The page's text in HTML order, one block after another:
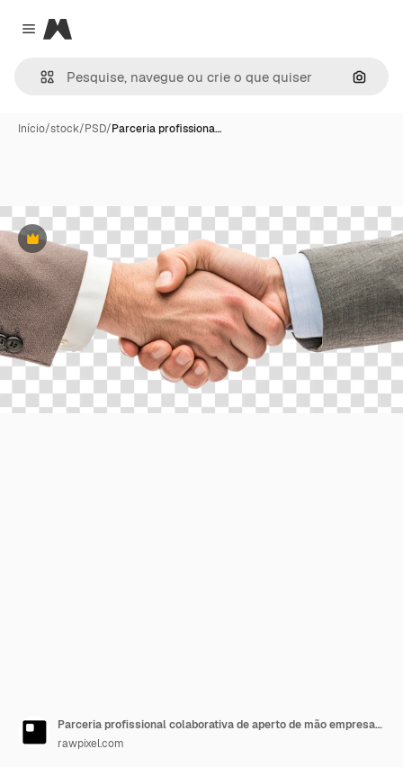
Close menu
Magnific
Início/stock/PSD/Parceria profissiona…
Premium
Parceria profissional colaborativa de aperto de mão empresarial da PNG
rawpixel.com